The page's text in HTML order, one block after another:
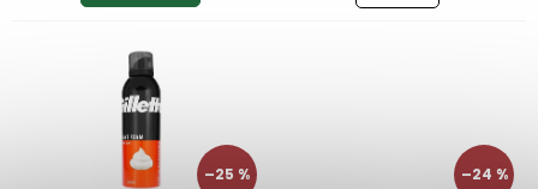
–25 % –24 %